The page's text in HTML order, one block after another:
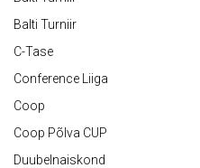
Balti Turniir
C-Tase
Conference Liiga
Coop
Coop Põlva CUP
Duubelnaiskond